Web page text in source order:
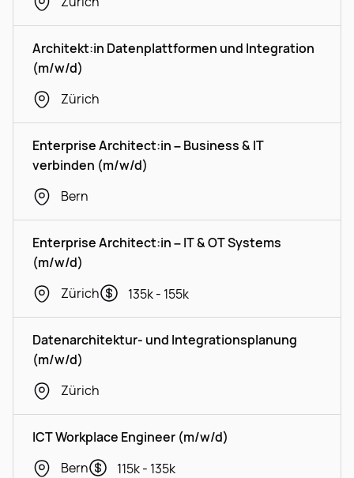
Architekt:in Datenplattformen und Integration
(m/w/d)
Zürich
Enterprise Architect:in – Business & IT
verbinden (m/w/d)
Bern
Enterprise Architect:in – IT & OT Systems
(m/w/d)
Zürich
135k - 155k
Datenarchitektur- und Integrationsplanung
(m/w/d)
Zürich
ICT Workplace Engineer (m/w/d)
Bern
115k - 135k